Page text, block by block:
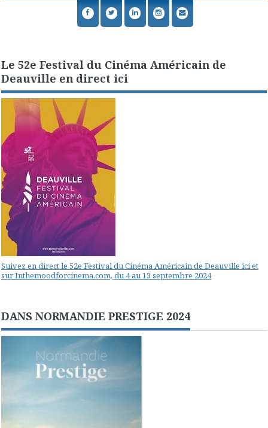
Le 52e Festival du Cinéma Américain de
Deauville en direct ici
Suivez en direct le 52e Festival du Cinéma Américain de Deauville ici et
sur Inthemoodforcinema.com, du 4 au 13 septembre 2024
DANS NORMANDIE PRESTIGE 2024